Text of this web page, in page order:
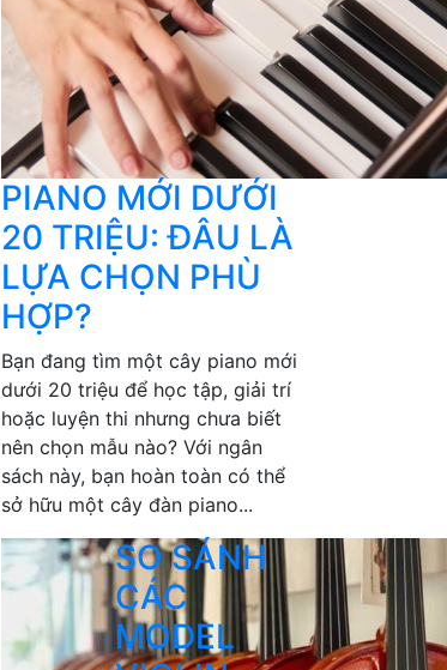
PIANO MỚI DƯỚI
20 TRIỆU: ĐÂU LÀ
LỰA CHỌN PHÙ
HỢP?
Bạn đang tìm một cây piano mới
dưới 20 triệu để học tập, giải trí
hoặc luyện thi nhưng chưa biết
nên chọn mẫu nào? Với ngân
sách này, bạn hoàn toàn có thể
sở hữu một cây đàn piano...
SO SÁNH
CÁC
MODEL